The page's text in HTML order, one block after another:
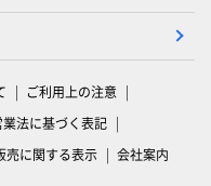
ご利用上の注意
法に基づく表記
売に関する表示 会社案内